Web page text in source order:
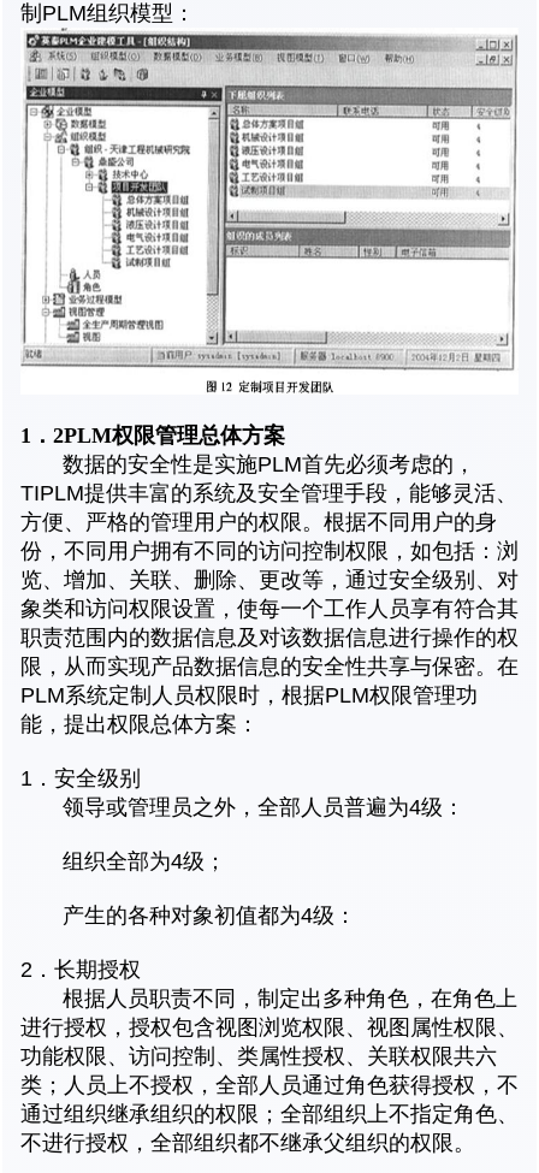
制PLM组织模型：
1．2PLM权限管理总体方案
数据的安全性是实施PLM首先必须考虑的，
TIPLM提供丰富的系统及安全管理手段，能够灵活、
方便、严格的管理用户的权限。根据不同用户的身
份，不同用户拥有不同的访问控制权限，如包括：浏
览、增加、关联、删除、更改等，通过安全级别、对
象类和访问权限设置，使每一个工作人员享有符合其
职责范围内的数据信息及对该数据信息进行操作的权
限，从而实现产品数据信息的安全性共享与保密。在
PLM系统定制人员权限时，根据PLM权限管理功
能，提出权限总体方案：
1．安全级别
领导或管理员之外，全部人员普遍为4级：
组织全部为4级；
产生的各种对象初值都为4级：
2．长期授权
根据人员职责不同，制定出多种角色，在角色上
进行授权，授权包含视图浏览权限、视图属性权限、
功能权限、访问控制、类属性授权、关联权限共六
类；人员上不授权，全部人员通过角色获得授权，不
通过组织继承组织的权限；全部组织上不指定角色、
不进行授权，全部组织都不继承父组织的权限。